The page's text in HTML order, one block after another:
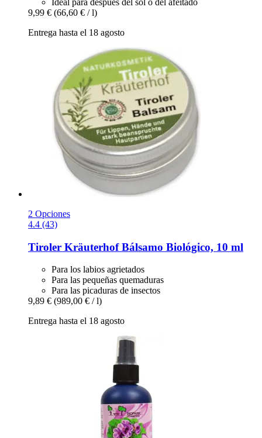
Ideal para después del sol o del afeitado
9,99 € (66,60 € / l)
Entrega hasta el 18 agosto
2 Opciones
4.4 (43)
Tiroler KräuterhofBálsamo Biológico, 10 ml
Para los labios agrietados
Para las pequeñas quemaduras
Para las picaduras de insectos
9,89 € (989,00 € / l)
Entrega hasta el 18 agosto